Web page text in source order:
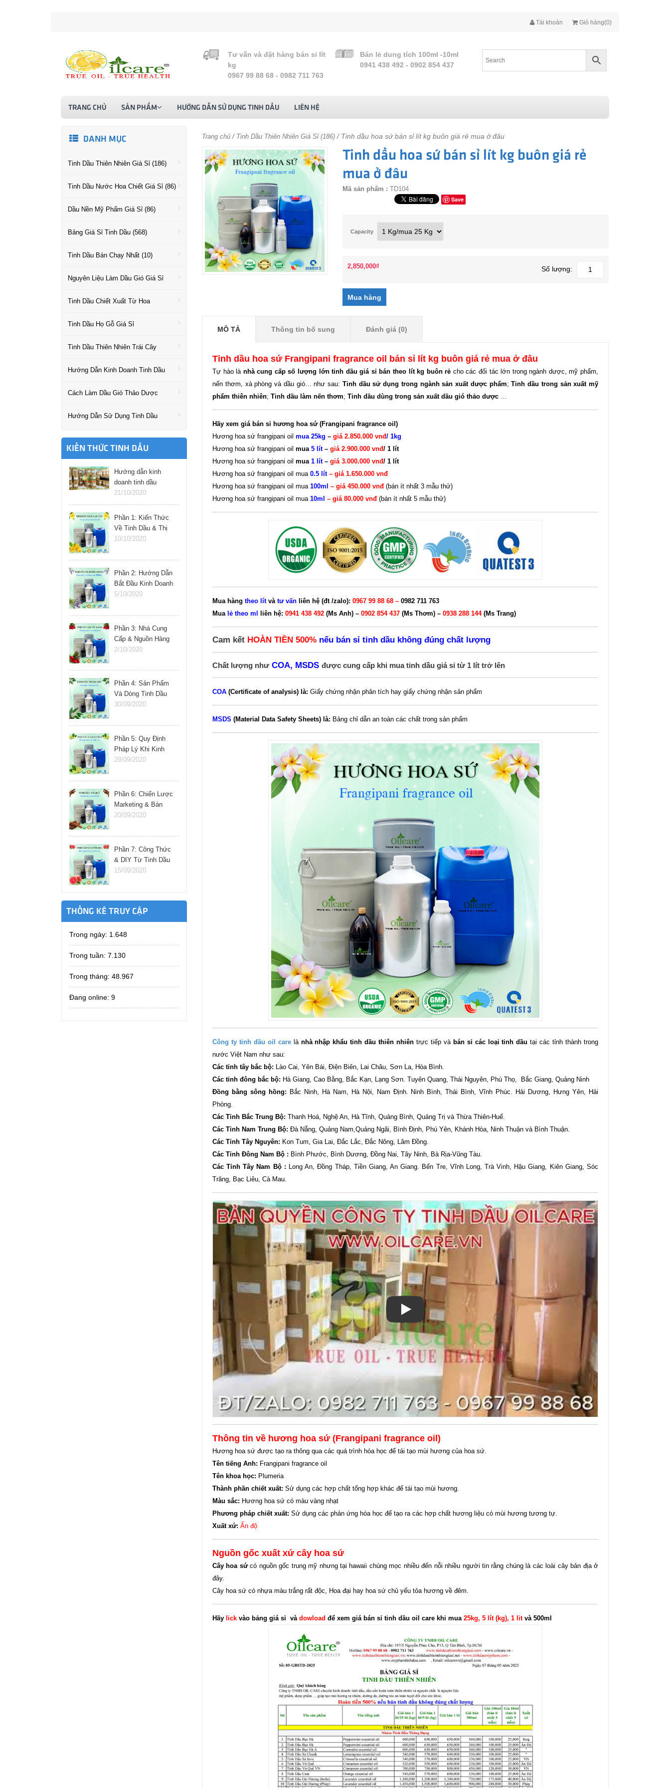
Tài khoản Giỏ hàng(0)
Tư vấn và đặt hàng bán sỉ lít
kg
0967 99 88 68 - 0982 711 763
Bán lẻ dung tích 100ml -10ml
0941 438 492 - 0902 854 437
TRANG CHỦ SẢN PHẨM HƯỚNG DẪN SỬ DỤNG TINH DẦU LIÊN HỆ
DANH MỤC
Tinh Dầu Thiên Nhiên Giá Sỉ (186)
Tinh Dầu Nước Hoa Chiết Giá Sỉ (86)
Dầu Nền Mỹ Phẩm Giá Sỉ (86)
Bảng Giá Sỉ Tinh Dầu (568)
Tinh Dầu Bán Chạy Nhất (10)
Nguyên Liệu Làm Dầu Gió Giá Sỉ
Tinh Dầu Chiết Xuất Từ Hoa
Tinh Dầu Họ Gỗ Giá Sỉ
Tinh Dầu Thiên Nhiên Trái Cây
Hướng Dẫn Kinh Doanh Tinh Dầu
Cách Làm Dầu Gió Thảo Dược
Hướng Dẫn Sử Dụng Tinh Dầu
KIẾN THỨC TINH DẦU
Hướng dẫn kinh
doanh tinh dầu
online
21/10/2020
Phần 1: Kiến Thức
Về Tinh Dầu & Thị
Trường
10/10/2020
Phần 2: Hướng Dẫn
Bắt Đầu Kinh Doanh
Tinh Dầu
5/10/2020
Phần 3: Nhà Cung
Cấp & Nguồn Hàng
Tinh Dầu
2/10/2020
Phần 4: Sản Phẩm
Và Dòng Tinh Dầu
Nên Kinh Doanh
30/09/2020
Phần 5: Quy Định
Pháp Lý Khi Kinh
Doanh Tinh Dầu
29/09/2020
Phần 6: Chiến Lược
Marketing & Bán
Hàng Tinh Dầu
20/09/2020
Phần 7: Công Thức
& DIY Từ Tinh Dầu
15/09/2020
THỐNG KÊ TRUY CẬP
Trong ngày: 1.648
Trong tuần: 7.130
Trong tháng: 48.967
Đang online: 9
Trang chủ / Tinh Dầu Thiên Nhiên Giá Sỉ (186) / Tinh dầu hoa sứ bán sỉ lít kg buôn giá rẻ mua ở đâu
Tinh dầu hoa sứ bán sỉ lít kg buôn giá rẻ
mua ở đâu
Mã sản phẩm : TD104
Save
Capacity
2,850,000₫ Số lượng:
MÔ TẢ Thông tin bổ sung Đánh giá (0)
Tinh dầu hoa sứ Frangipani fragrance oil bán sỉ lít kg buôn giá rẻ mua ở đâu
Tự hào là nhà cung cấp số lượng lớn tinh dầu giá sỉ bán theo lít kg buôn rẻ cho các đối tác lớn trong ngành dược, mỹ phẩm,
nến thơm, xà phòng và dầu gió… như sau: Tinh dầu sử dụng trong ngành sản xuất dược phẩm;Tinh dầu trong sản xuất mỹ
phẩm thiên nhiên; Tinh dầu làm nến thơm; Tinh dầu dùng trong sản xuất dầu gió thảo dược …
Hãy xem giá bán sỉ hương hoa sứ (Frangipani fragrance oil )
Hương hoa sứ frangipani oil mua 25kg – giá 2.850.000 vnđ/ 1kg
Hương hoa sứ frangipani oil mua 5 lít– giá 2.900.000 vnđ/ 1 lít
Hương hoa sứ frangipani oil mua 1 lít– giá 3.000.000 vnđ/ 1 lít
Hương hoa sứ frangipani oil mua0.5 lít– giá 1.650.000 vnđ
Hương hoa sứ frangipani oil mua100ml – giá 450.000 vnđ (bán ít nhất 3 mẫu thử)
Hương hoa sứ frangipani oil mua10ml – giá 80.000 vnđ (bán ít nhất 5 mẫu thử)
Mua hàng theo lítvà tư vấn liên hệ (đt /zalo): 0967 99 88 68 – 0982 711 763
Mua lẻ theo ml liên hệ: 0941 438 492 (Ms Anh) – 0902 854 437 (Ms Thơm) – 0938 288 144 (Ms Trang)
Cam kết HOÀN TIỀN 500% nếu bán sỉ tinh dầu không đúng chất lượng
Chất lượng như COA, MSDS được cung cấp khi mua tinh dầu giá sỉ từ 1 lít trở lên
COA (Certificate of analysis) là: Giấy chứng nhận phân tích hay giấy chứng nhận sản phẩm
MSDS (Material Data Safety Sheets) là: Bảng chỉ dẫn an toàn các chất trong sản phẩm
Công ty tinh dầu oil carelà nhà nhập khẩu tinh dầu thiên nhiên trực tiếp và bán sỉ các loại tinh dầu tại các tỉnh thành trong
nước Việt Nam như sau:
Các tỉnh tây bắc bộ: Lào Cai, Yên Bái, Điện Biên, Lai Châu, Sơn La, Hòa Bình.
Các tỉnh đông bắc bộ: Hà Giang, Cao Bằng, Bắc Kạn, Lạng Sơn. Tuyên Quang, Thái Nguyên, Phú Thọ, Bắc Giang, Quảng Ninh
Đồng bằng sông hồng: Bắc Ninh, Hà Nam, Hà Nội, Nam Định. Ninh Bình, Thái Bình, Vĩnh Phúc. Hải Dương, Hưng Yên, Hải
Phòng.
Các Tỉnh Bắc Trung Bộ: Thanh Hoá, Nghệ An, Hà Tĩnh, Quảng Bình, Quảng Trị và Thừa Thiên-Huế.
Các Tỉnh Nam Trung Bộ: Đà Nẵng, Quảng Nam,Quảng Ngãi, Bình Định, Phú Yên, Khánh Hòa, Ninh Thuận và Bình Thuận.
Các Tỉnh Tây Nguyên: Kon Tum, Gia Lai, Đắc Lắc, Đắc Nông, Lâm Đồng.
Các Tỉnh Đông Nam Bộ : Bình Phước, Bình Dương, Đồng Nai, Tây Ninh, Bà Rịa-Vũng Tàu.
Các Tỉnh Tây Nam Bộ :
Long An, Đồng Tháp, Tiền Giang, An Giang. Bến Tre, Vĩnh Long, Trà Vinh, Hậu Giang, Kiên Giang, Sóc
Trăng, Bạc Liêu, Cà Mau.
Thông tin về hương hoa sứ (Frangipani fragrance oil)
Hương hoa sứ được tạo ra thông qua các quá trình hóa học để tái tạo mùi hương của hoa sứ.
Tên tiếng Anh: Frangipani fragrance oil
Tên khoa học: Plumeria
Thành phần chiết xuất: Sử dụng các hợp chất tổng hợp khác để tái tạo mùi hương.
Màu sắc: Hương hoa sứ có màu vàng nhạt
Phương pháp chiết xuất: Sử dụng các phản ứng hóa học để tạo ra các hợp chất hương liệu có mùi hương tương tự.
Xuất xứ: Ấn độ
Nguồn gốc xuất xứ cây hoa sứ
Cây hoa sứcó nguồn gốc trung mỹ nhưng tại hawaii chúng mọc nhiều đến nỗi nhiều người tin rằng chúng là các loài cây bản địa ở
đây.
Cây hoa sứ có nhựa màu trắng rất độc, Hoa đại hay hoa sứ chủ yếu tỏa hương về đêm.
Hãy lick vào bảng giá sỉ và dowload để xem giá bán sỉ tinh dầu oil care khi mua 25kg, 5 lít (kg), 1 litvà 500ml